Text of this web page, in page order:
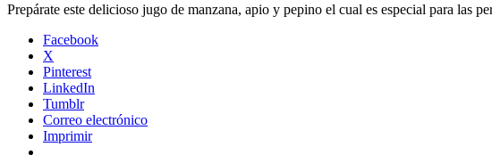
Prepárate este delicioso jugo de manzana, apio y pepino el cual es especial para las
Facebook
X
Pinterest
LinkedIn
Tumblr
Correo electrónico
Imprimir